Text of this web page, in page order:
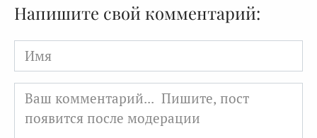
Напишите свой комментарий:
Имя